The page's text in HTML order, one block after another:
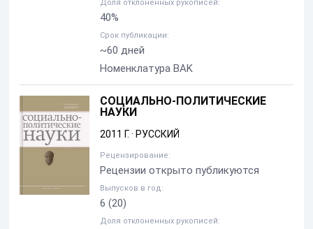
Доля отклоненных рукописей:
40%
Срок публикации:
~60 дней
Номенклатура BAK
СОЦИАЛЬНО-ПОЛИТИЧЕСКИЕ
НАУКИ
2011 Г.· РУССКИЙ
Рецензирование:
Рецензии открыто публикуются
Выпусков в год:
6 (20)
Доля отклоненных рукописей: